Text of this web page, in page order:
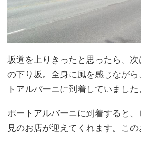
坂道を上りきったと思ったら、
の下り坂。全身に風を感じなが
トアルバーニに到着していました
ポートアルバーニに到着すると
見のお店が迎えてくれます。この